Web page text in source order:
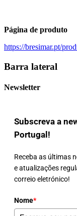
Página de produto
https://bresimar.pt/
Barra lateral
Newsletter
Subscreva a
Portugal!
Receba as últimas
e atualizações
correio eletrónico!
Nome*